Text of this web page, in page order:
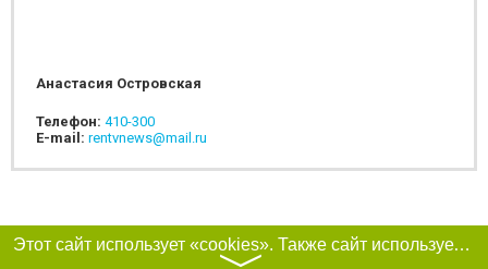
Анастасия Островская
Телефон: 410-300
E-mail: rentvnews@mail.ru
Этот сайт использует «cookies». Также сайт использует интернет-сервис для сбора технических данных касательно посетителей с целью получения маркетинговой и статистической информации. Условия обработки данных посетителей сайта см.
〉